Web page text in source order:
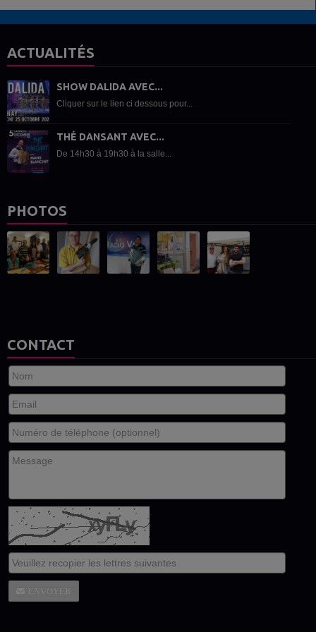
ACTUALITÉS
SHOW DALIDA AVEC...
Cliquer sur le lien ci dessous pour...
THÉ DANSANT AVEC...
De 14h30 à 19h30 à la salle...
PHOTOS
CONTACT
ENVOYER